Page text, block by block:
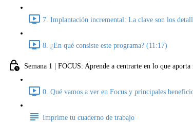
7. Implantación incremental: La clave son los
8. ¿En qué consiste este programa? (11:17)
Semana 1 | FOCUS: Aprende a centrarte en lo que
0. Qué vamos a ver en Focus y principales
Imprime tu cuaderno de trabajo